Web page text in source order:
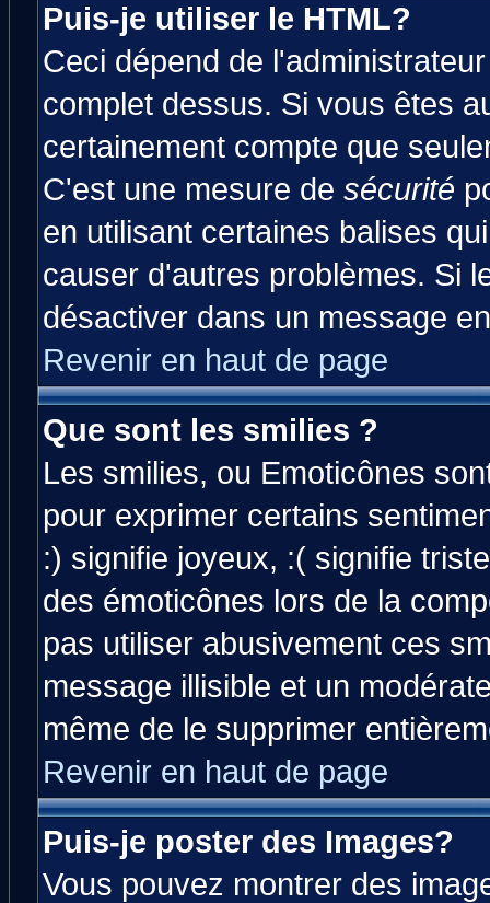
Puis-je utiliser le HTML?
Ceci dépend de
complet dessus. Si vous êtes
certainement compte que
C'est une mesure de sécurité
en utilisant certaines balises
causer d'autres problèmes. Si
désactiver dans un message
Revenir en haut de page
Que sont les smilies ?
Les smilies, ou Emoticônes
pour exprimer certains
:) signifie joyeux, :( signifie
des émoticônes lors de la
pas utiliser abusivement ces
message illisible et un
même de le supprimer
Revenir en haut de page
Puis-je poster des Images?
Vous pouvez montrer des